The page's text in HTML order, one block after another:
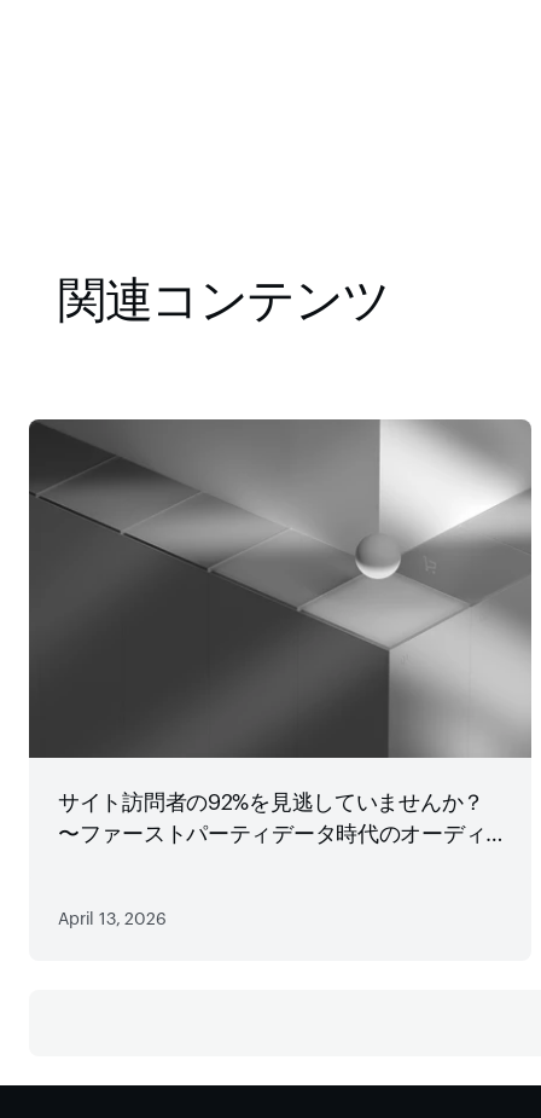
関連コンテンツ
サイト訪問者の92%を見逃していませんか？
〜ファーストパーティデータ時代のオーディ
April 13, 2026